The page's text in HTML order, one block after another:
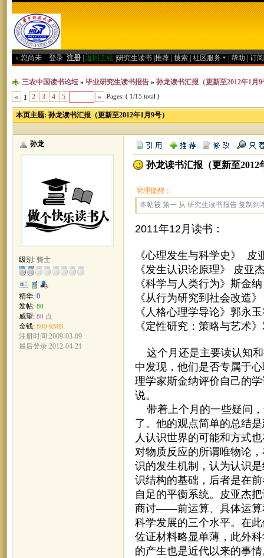
» 您尚未 登录 注册 返回主站 研究生读书 推荐 搜索 社区服务 帮助 订
三农中国读书论坛 » 毕业研究生读书报告 » 孙龙读书汇报（更新至2012年1月9
«
1 2 3 4 5 » Pages: ( 1/15 total )
本页主题: 孙龙读书汇报（更新至2012年1月9号）
孙龙
级别: 骑士
精华: 0
发帖: 80
威望: 80 点
金钱: 800 RMB
注册时间:2009-03-09
最后登录:2012-04-21
孙龙读书汇报（更新至2012
管理提醒：
本帖被 第一 从 研究生读书报告 复制到
2011年12月读书：
《心理发生与科学史》
《发生认识论原理》 皮亚
《科学与人类行为》斯金
《从行为研究到社会改造
《人格心理学导论》郭永
《定性研究：策略与艺术
这个月还是主要读认知和
中发现，他们是否专属于
理学家斯金纳评价自己的
说。
带着上个月的一些疑问，
了。他的观点简单的总结
人认识世界的可能和方式
对物质反应的所谓唯物论
识的发生机制，认为认识
识结构的基础，后者是在
自足的平衡系统。皮亚杰
商讨——前运算、具体运算
科学发展的三个水平。在
佐证材料略显单薄，此外
的产生也是近代以来的事